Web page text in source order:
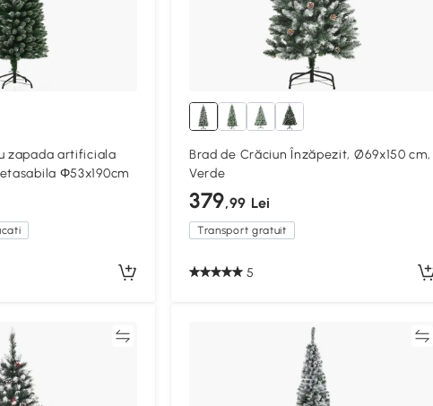
zapada artificiala
Φ53x190cm
Brad de Crăciun Înzăpezit, Ø69x150 cm,
Verde
379,99 Lei
Transport gratuit
5